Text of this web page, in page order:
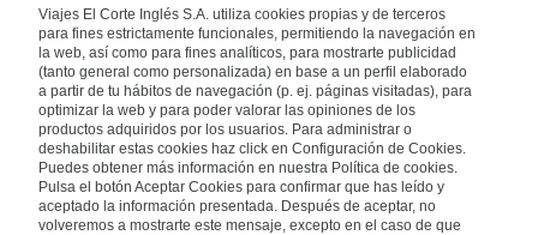
Quiénes somos
Financiación
Sostenibilidad
Turismo accesible
Tarjeta El Corte Inglés
Trabaja con nosotros
El Corte Inglés
Canal Ético
Enlaces de interés
Guías de viaje
Catálogos
Auto check-in
Condiciones Generales
Política de privacidad
Política de cookies
Accesibilidad
Empresas/ Grupos
Internacional
España
Visita nuestro blog
Viajes El Corte Inglés S.A. utiliza cookies propias y de terceros
para fines estrictamente funcionales, permitiendo la navegación en
la web, así como para fines analíticos, para mostrarte publicidad
(tanto general como personalizada) en base a un perfil elaborado
a partir de tu hábitos de navegación (p. ej. páginas visitadas), para
optimizar la web y para poder valorar las opiniones de los
productos adquiridos por los usuarios. Para administrar o
deshabilitar estas cookies haz click en Configuración de Cookies.
Puedes obtener más información en nuestra Política de cookies.
Pulsa el botón Aceptar Cookies para confirmar que has leído y
aceptado la información presentada. Después de aceptar, no
volveremos a mostrarte este mensaje, excepto en el caso de que